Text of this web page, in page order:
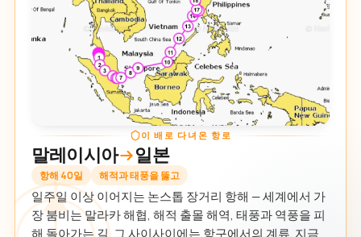
이 배로 다녀온 항로
말레이시아 일본
항해 40일 해적과 태풍을 뚫고
일주일 이상 이어지는 논스톱 장거리 항해 — 세계에서 가
장 붐비는 말라카 해협, 해적 출몰 해역, 태풍과 역풍을 피
해 돌아가는 길. 그 사이사이에는 항구에서의 계류. 지금